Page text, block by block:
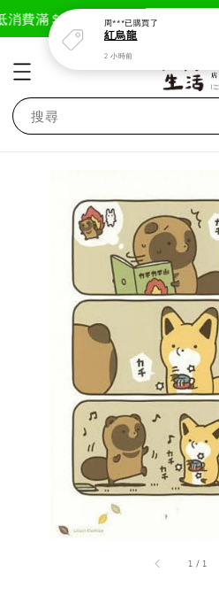
消費滿＄1800免運費 現在去購物！
搜尋
1 / 1
周***已購買了
紅烏龍
2 小時前